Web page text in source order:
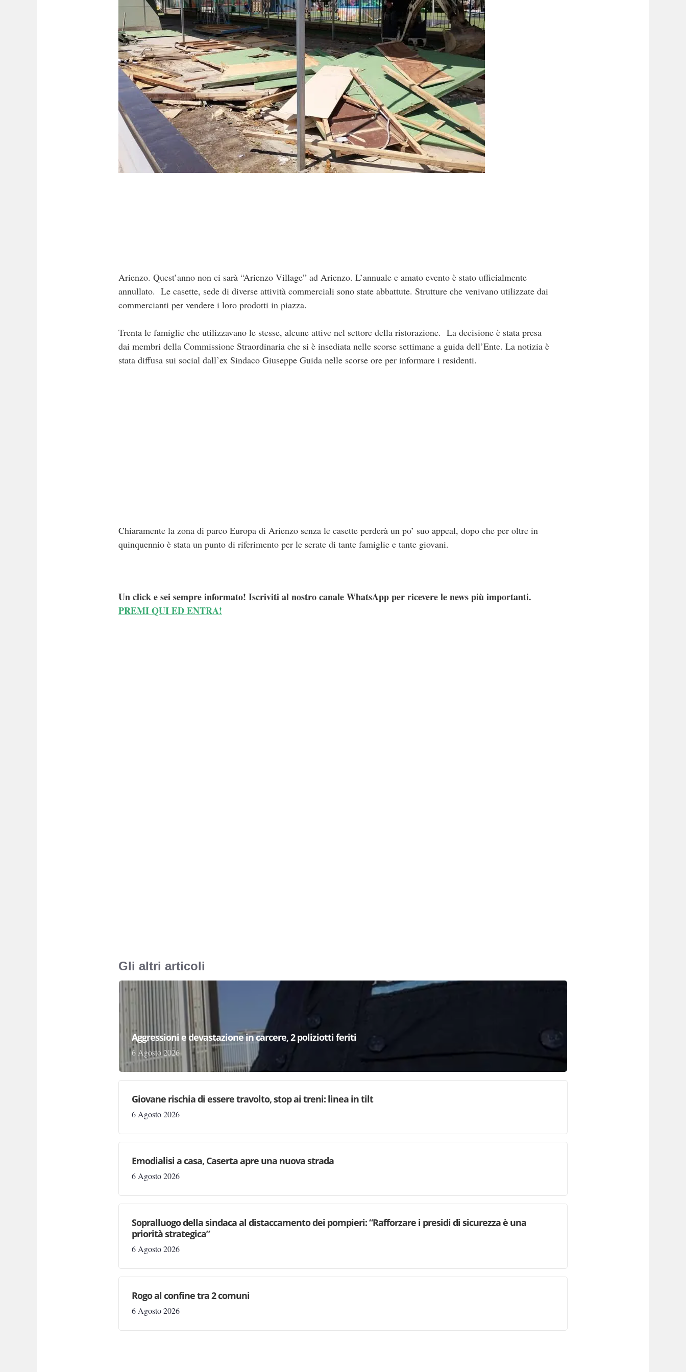
Arienzo. Quest’anno non ci sarà “Arienzo Village” ad Arienzo. L’annuale e amato evento è stato ufficialmente
annullato. Le casette, sede di diverse attività commerciali sono state abbattute. Strutture che venivano utilizzate dai
commercianti per vendere i loro prodotti in piazza.
Trenta le famiglie che utilizzavano le stesse, alcune attive nel settore della ristorazione. La decisione è stata presa
dai membri della Commissione Straordinaria che si è insediata nelle scorse settimane a guida dell’Ente. La notizia è
stata diffusa sui social dall’ex Sindaco Giuseppe Guida nelle scorse ore per informare i residenti.
Chiaramente la zona di parco Europa di Arienzo senza le casette perderà un po’ suo appeal, dopo che per oltre in
quinquennio è stata un punto di riferimento per le serate di tante famiglie e tante giovani.
Un click e sei sempre informato! Iscriviti al nostro canale WhatsApp per ricevere le news più importanti.
PREMI QUI ED ENTRA!
Gli altri articoli
Aggressioni e devastazione in carcere, 2 poliziotti feriti
6 Agosto 2026
Giovane rischia di essere travolto, stop ai treni: linea in tilt
6 Agosto 2026
Emodialisi a casa, Caserta apre una nuova strada
6 Agosto 2026
Sopralluogo della sindaca al distaccamento dei pompieri: “Rafforzare i presidi di sicurezza è una
priorità strategica”
6 Agosto 2026
Rogo al confine tra 2 comuni
6 Agosto 2026